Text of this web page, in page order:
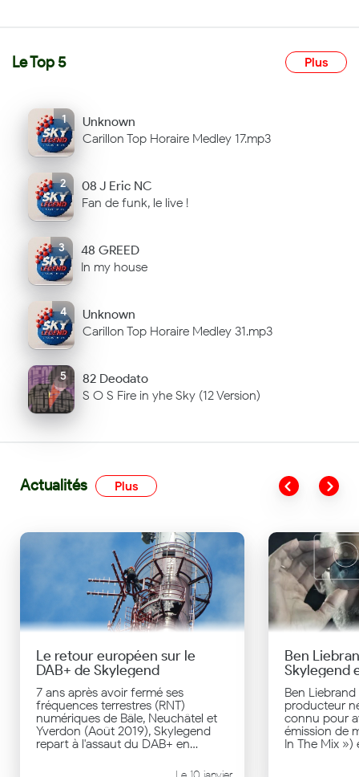
Le Top 5 Plus
1
Unknown
Carillon Top Horaire Medley 17.mp3
2
08 J Eric NC
Fan de funk, le live !
3
48 GREED
In my house
4
Unknown
Carillon Top Horaire Medley 31.mp3
5
82 Deodato
S O S Fire in yhe Sky (12 Version)
Actualités Plus
Le retour européen sur le
DAB+ de Skylegend
7 ans après avoir fermé ses
fréquences terrestres (RNT)
numériques de Bâle, Neuchâtel et
Yverdon (Août 2019), Skylegend
repart à l'assaut du DAB+ en
4 fréquences en Suisse alémanique
Ben
Skylegend
France
Ben
producteur
connu pour
émission de
In The Mix »)